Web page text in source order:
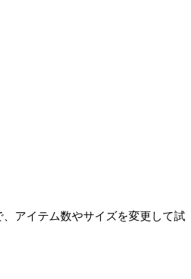
アイテム数やサイズを変更して試